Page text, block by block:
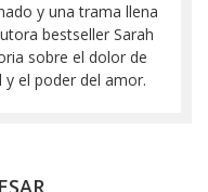
y una trama llena
bestseller Sarah
sobre el dolor de
y el poder del amor.